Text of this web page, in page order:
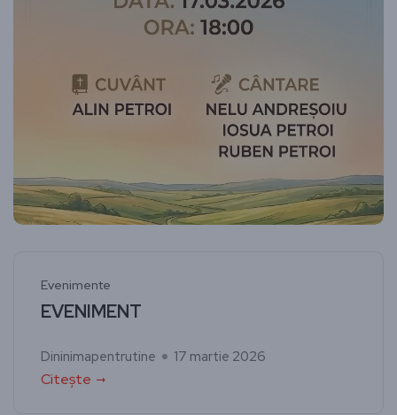
Evenimente
EVENIMENT
Dininimapentrutine 17 martie 2026
Citește